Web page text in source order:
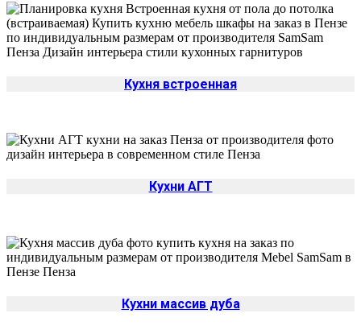
Кухня встроенная
Кухни АГТ
Кухни массив дуба